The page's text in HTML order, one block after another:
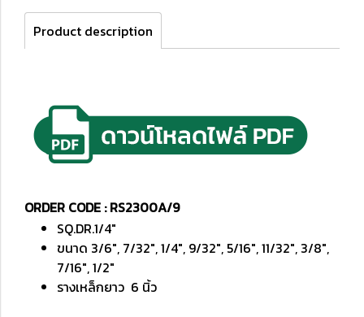
Product description
ORDER CODE : RS2300A/9
SQ.DR.1/4"
ขนาด 3/6", 7/32", 1/4", 9/32", 5/16", 11/32", 3/8",
7/16", 1/2"
รางเหล็กยาว 6 นิ้ว